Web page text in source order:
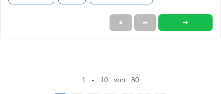
★ ➦ ➜
1 - 10 von 80